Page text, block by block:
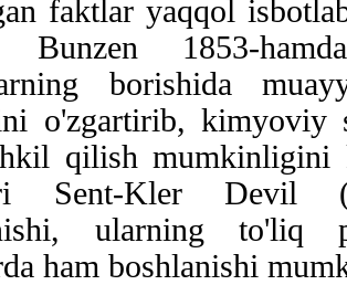
faktlar yaqqol
Bunzen 1853-
borishida
o'zgartirib, kimyoviy
qilish mumkinligini
Sent-Kler Devil
ularning to'liq
ham boshlanishi